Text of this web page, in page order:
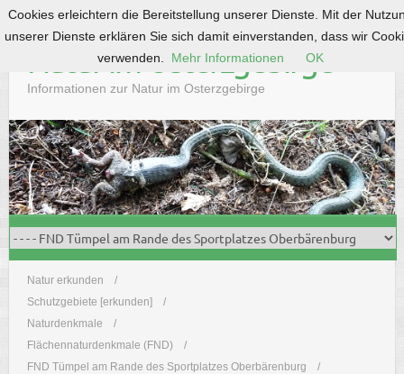
S
k
o
c
o
n
t
Natur im Osterzgebirge
Informationen zur Natur im Osterzgebirge
Natur erkunden
Schutzgebiete [erkunden]
Naturdenkmale
Flächennaturdenkmale (FND)
FND Tümpel am Rande des Sportplatzes Oberbärenburg
Cookies erleichtern die Bereitstellung unserer Dienste. Mit der
unserer Dienste erklären Sie sich damit einverstanden, dass wir
verwenden.
Mehr Informationen OK